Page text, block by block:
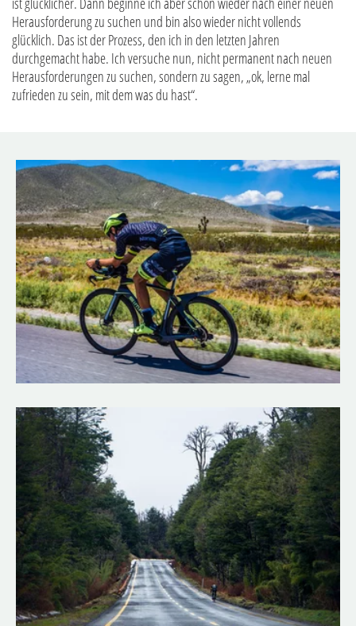
Herausforderung zu suchen und bin also wieder nicht vollends
glücklich. Das ist der Prozess, den ich in den letzten Jahren
durchgemacht habe. Ich versuche nun, nicht permanent nach neuen
Herausforderungen zu suchen, sondern zu sagen, „ok, lerne mal
zufrieden zu sein, mit dem was du hast“.